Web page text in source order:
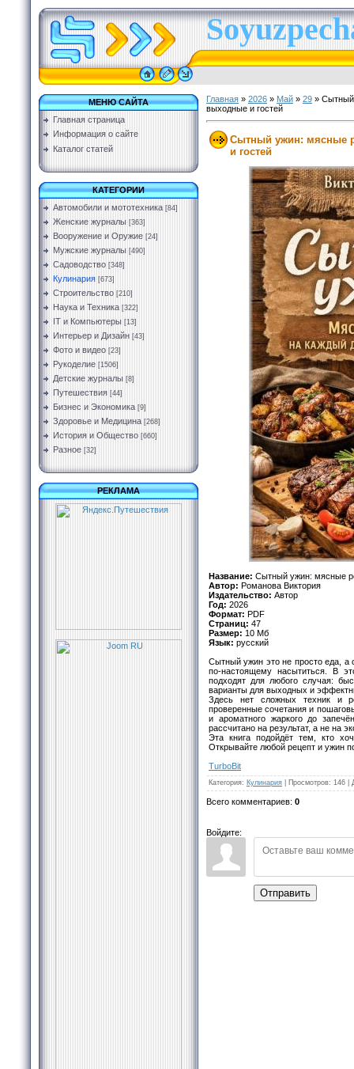
МЕНЮ САЙТА
Главная страница
Информация о сайте
Каталог статей
КАТЕГОРИИ
Автомобили и мототехника [84]
Женские журналы [363]
Вооружение и Оружие [24]
Мужские журналы [490]
Садоводство [348]
Кулинария [673]
Строительство [210]
Наука и Техника [322]
IT и Компьютеры [13]
Интерьер и Дизайн [43]
Фото и видео [23]
Рукоделие [1506]
Детские журналы [8]
Путешествия [44]
Бизнес и Экономика [9]
Здоровье и Медицина [268]
История и Общество [660]
Разное [32]
РЕКЛАМА
Главная » 2026 » Май » 29 » Сытный
выходные и гостей
Сытный ужин: мясные
и гостей
Название: Сытный ужин: мясные
Автор: Романова Виктория
Издательство: Автор
Год: 2026
Формат: PDF
Страниц: 47
Размер: 10 Мб
Язык: русский
Сытный ужин это не просто еда, а
по-настоящему насытиться. В
подходят для любого случая:
варианты для выходных и
Здесь нет сложных техник и
проверенные сочетания и
и ароматного жаркого до
рассчитано на результат, а не на
Эта книга подойдёт тем, кто
Открывайте любой рецепт и ужин
TurbоBit
Категория: Кулинария Просмотров: 146
Всего комментариев: 0
Войдите:
Отправить